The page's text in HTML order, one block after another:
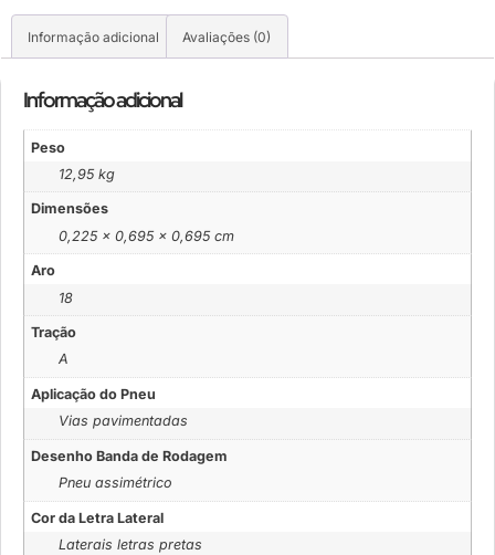
Informação adicional Avaliações (0)
Informação adicional
Peso
12,95 kg
Dimensões
0,225 × 0,695 × 0,695 cm
Aro
18
Tração
A
Aplicação do Pneu
Vias pavimentadas
Desenho Banda de Rodagem
Pneu assimétrico
Cor da Letra Lateral
Laterais letras pretas